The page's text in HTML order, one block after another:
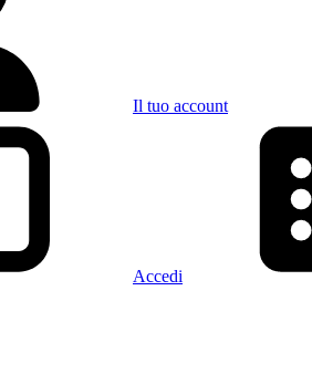
Il tuo account
Accedi